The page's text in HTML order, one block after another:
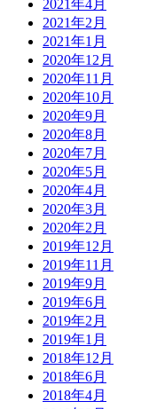
2021年4月
2021年2月
2021年1月
2020年12月
2020年11月
2020年10月
2020年9月
2020年8月
2020年7月
2020年5月
2020年4月
2020年3月
2020年2月
2019年12月
2019年11月
2019年9月
2019年6月
2019年2月
2019年1月
2018年12月
2018年6月
2018年4月